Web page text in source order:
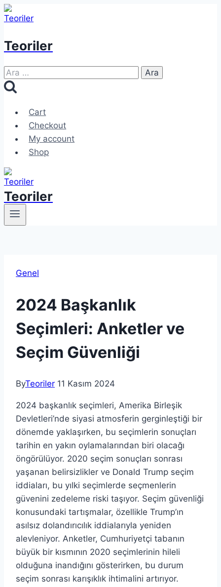
Skip
to
Teoriler
Arama:
Cart
Checkout
My account
Shop
Teoriler
Genel
2024 Başkanlık
Seçimleri: Anketler ve
Seçim Güvenliği
ByTeoriler 11 Kasım 2024
2024 başkanlık seçimleri, Amerika Birleşik
Devletleri’nde siyasi atmosferin gerginleştiği bir
dönemde yaklaşırken, bu seçimlerin sonuçları
tarihin en yakın oylamalarından biri olacağı
öngörülüyor. 2020 seçim sonuçları sonrası
yaşanan belirsizlikler ve Donald Trump seçim
iddiaları, bu yılki seçimlerde seçmenlerin
güvenini zedeleme riski taşıyor. Seçim güvenliği
konusundaki tartışmalar, özellikle Trump’ın
asılsız dolandırıcılık iddialarıyla yeniden
alevleniyor. Anketler, Cumhuriyetçi tabanın
büyük bir kısmının 2020 seçimlerinin hileli
olduğuna inandığını gösterirken, bu durum
seçim sonrası karışıklık ihtimalini artırıyor.